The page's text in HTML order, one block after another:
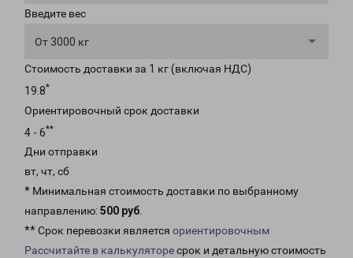
Введите вес
От 3000 кг
Стоимость доставки за 1 кг (включая НДС)
19.8*
Ориентировочный срок доставки
4 - 6**
Дни отправки
вт, чт, сб
* Минимальная стоимость доставки по выбранному
направлению: 500 руб.
** Срок перевозки является ориентировочным
Рассчитайте в калькуляторесрок и детальную стоимость